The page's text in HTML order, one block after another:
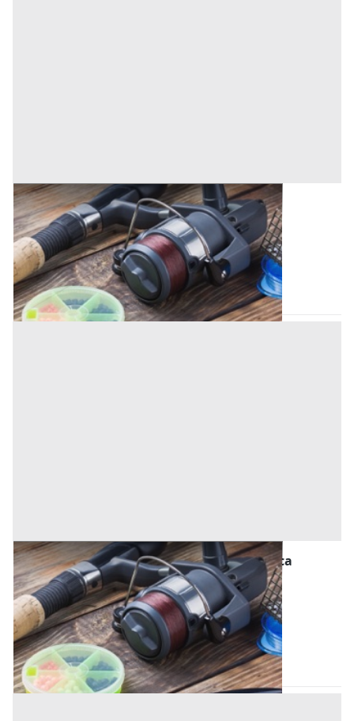
Terreni all'asta a Goito
Goito (Mantova)
Offerta minima
5.000 €
Codice asta:5e7fffbf
23/09/2026
Macchinari per l'agricoltura, Foreste e Pesca
all'asta a Sermide e Felonica
Sermide e Felonica (Mantova)
Offerta minima
18.500 €
Codice asta:0717579c
05/11/2026